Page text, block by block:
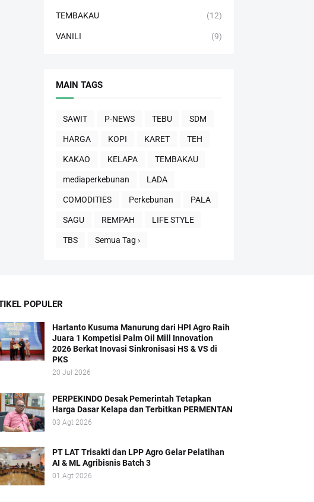
TEMBAKAU (12)
VANILI (9)
MAIN TAGS
SAWIT P-NEWS TEBU SDM
HARGA KOPI KARET TEH
KAKAO KELAPA TEMBAKAU
mediaperkebunan LADA
COMODITIES Perkebunan PALA
SAGU REMPAH LIFE STYLE
TBS Semua Tag ›
POPULER
Hartanto Kusuma Manurung dari HPI Agro Raih
Juara 1 Kompetisi Palm Oil Mill Innovation
2026 Berkat Inovasi Sinkronisasi HS & VS di
PKS
20 Jul 2026
PERPEKINDO Desak Pemerintah Tetapkan
Harga Dasar Kelapa dan Terbitkan PERMENTAN
03 Agt 2026
PT LAT Trisakti dan LPP Agro Gelar Pelatihan
AI & ML Agribisnis Batch 3
01 Agt 2026